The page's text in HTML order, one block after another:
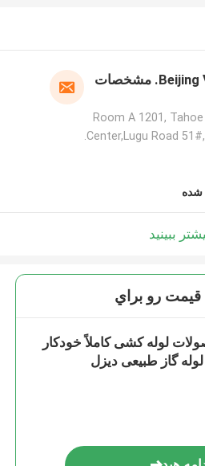
Beijing Vp Co., Ltd. مشخصات
Room A 1201,
Center,Lugu Road 51#,Beijing China.
شده
ببینید
قيمت رو براي
لوله کشی کاملاً خودکار
گاز طبیعی دیزل